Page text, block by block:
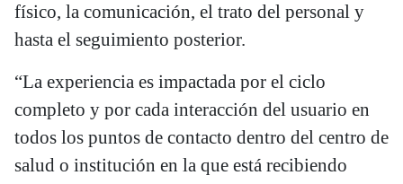
físico, la comunicación, el trato del personal y
hasta el seguimiento posterior.
“La experiencia es impactada por el ciclo
completo y por cada interacción del usuario en
todos los puntos de contacto dentro del centro de
salud o institución en la que está recibiendo